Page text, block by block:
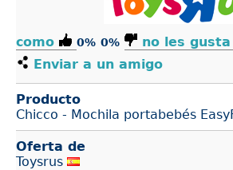
como 0% 0% no les gusta
Enviar a un amigo
Producto
Chicco - Mochila portabebés
Oferta de
Toysrus